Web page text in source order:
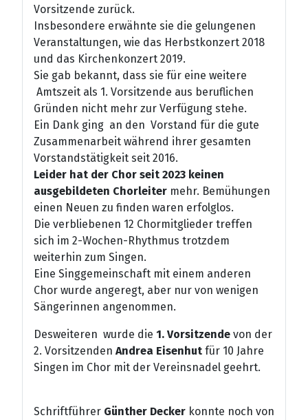
Vorsitzende zurück.
Insbesondere erwähnte sie die gelungenen
Veranstaltungen, wie das Herbstkonzert 2018
und das Kirchenkonzert 2019.
Sie gab bekannt, dass sie für eine weitere
Amtszeit als 1. Vorsitzende aus beruflichen
Gründen nicht mehr zur Verfügung stehe.
Ein Dank ging an den Vorstand für die gute
Zusammenarbeit während ihrer gesamten
Vorstandstätigkeit seit 2016.
Leider hat der Chor seit 2023 keinen
ausgebildeten Chorleiter mehr. Bemühungen
einen Neuen zu finden waren erfolglos.
Die verbliebenen 12 Chormitglieder treffen
sich im 2-Wochen-Rhythmus trotzdem
weiterhin zum Singen.
Eine Singgemeinschaft mit einem anderen
Chor wurde angeregt, aber nur von wenigen
Sängerinnen angenommen.
Desweiteren wurde die 1. Vorsitzende von der
2. Vorsitzenden Andrea Eisenhut für 10 Jahre
Singen im Chor mit der Vereinsnadel geehrt.
Schriftführer Günther Decker konnte noch von